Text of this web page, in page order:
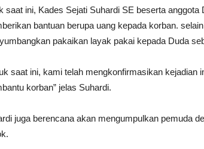
saat ini, Kades Sejati Suhardi SE beserta
bantuan berupa uang kepada korban.
pakaikan layak pakai kepada Duda
saat ini, kami telah mengkonfirmasikan kejadian
korban” jelas Suhardi.
juga berencana akan mengumpulkan pemuda